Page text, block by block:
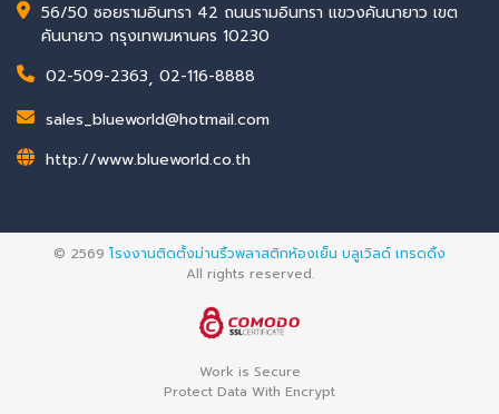
56/50 ซอยรามอินทรา 42 ถนนรามอินทรา แขวงคันนายาว เขต
คันนายาว กรุงเทพมหานคร 10230
02-509-2363, 02-116-8888
sales_blueworld@hotmail.com
http://www.blueworld.co.th
© 2569 โรงงานติดตั้งม่านริ้วพลาสติกห้องเย็น บลูเวิลด์ เทรดดิ้ง
All rights reserved.
Work is Secure
Protect Data With Encrypt